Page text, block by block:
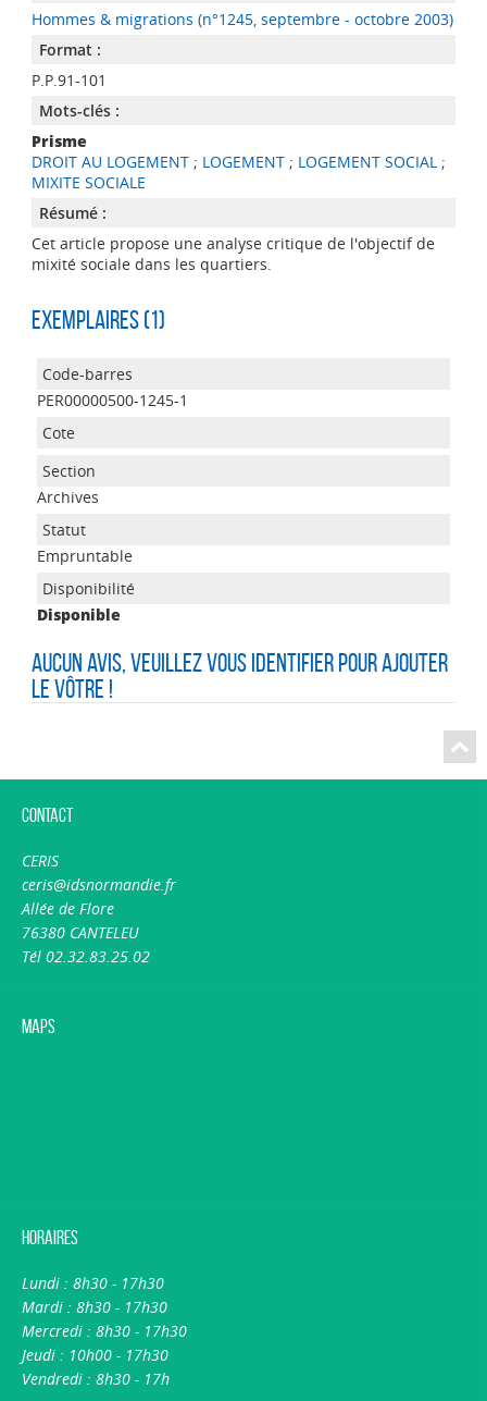
Hommes & migrations (n°1245, septembre - octobre 2003)
Format :
P.P.91-101
Mots-clés :
Prisme
DROIT AU LOGEMENT; LOGEMENT; LOGEMENT SOCIAL;
MIXITE SOCIALE
Résumé :
Cet article propose une analyse critique de l'objectif de
mixité sociale dans les quartiers.
Exemplaires (1)
PER00000500-1245-1
Archives
Empruntable
Disponible
Aucun avis, veuillez vous identifier pour ajouter
le vôtre !
Contact
CERIS
ceris@idsnormandie.fr
Allée de Flore
76380 CANTELEU
Tél 02.32.83.25.02
Maps
Horaires
Lundi : 8h30 - 17h30
Mardi : 8h30 - 17h30
Mercredi : 8h30 - 17h30
Jeudi : 10h00 - 17h30
Vendredi : 8h30 - 17h